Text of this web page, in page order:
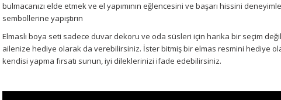
bulmacanızı elde etmek ve el yapımının eğlencesini ve başarı hissini
sembollerine yapıştırın
Elmaslı boya seti sadece duvar dekoru ve oda süsleri için harika bir seçim
ailenize hediye olarak da verebilirsiniz. İster bitmiş bir elmas resmini hediye
kendisi yapma fırsatı sunun, iyi dileklerinizi ifade edebilirsiniz.